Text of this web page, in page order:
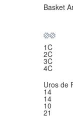
Basket
1C
2C
3C
4C
Uros de
14
14
10
21